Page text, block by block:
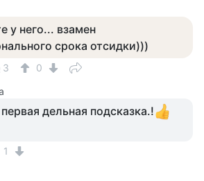
у него... взамен
срока отсидки)))
3 0
дельная подсказка.!
1